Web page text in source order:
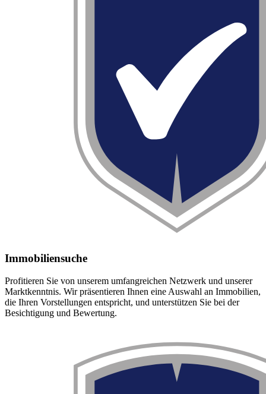
Immobiliensuche
Profitieren Sie von unserem umfangreichen Netzwerk und unserer
Marktkenntnis. Wir präsentieren Ihnen eine Auswahl an Immobilien,
die Ihren Vorstellungen entspricht, und unterstützen Sie bei der
Besichtigung und Bewertung.